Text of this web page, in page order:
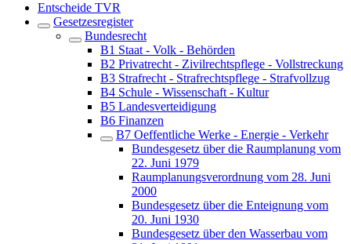
Entscheide TVR
Gesetzesregister
Bundesrecht
B1 Staat - Volk - Behörden
B2 Privatrecht - Zivilrechtspflege - Vollstreckung
B3 Strafrecht - Strafrechtspflege - Strafvollzug
B4 Schule - Wissenschaft - Kultur
B5 Landesverteidigung
B6 Finanzen
B7 Oeffentliche Werke - Energie - Verkehr
Bundesgesetz über die Raumplanung vom
22. Juni 1979
Raumplanungsverordnung vom 28. Juni
2000
Bundesgesetz über die Enteignung vom
20. Juni 1930
Bundesgesetz über den Wasserbau vom